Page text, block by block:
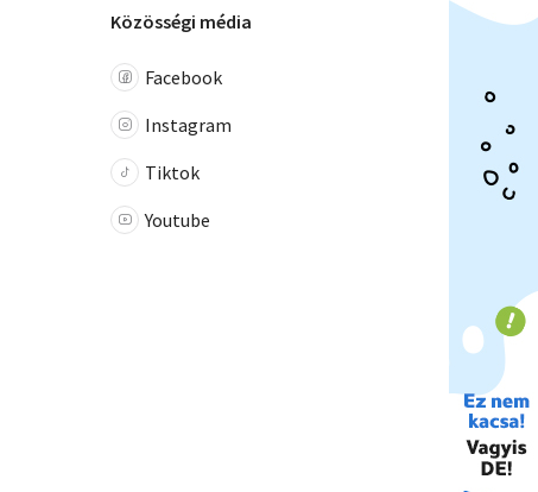
Közösségi média
Facebook
Instagram
Tiktok
Youtube